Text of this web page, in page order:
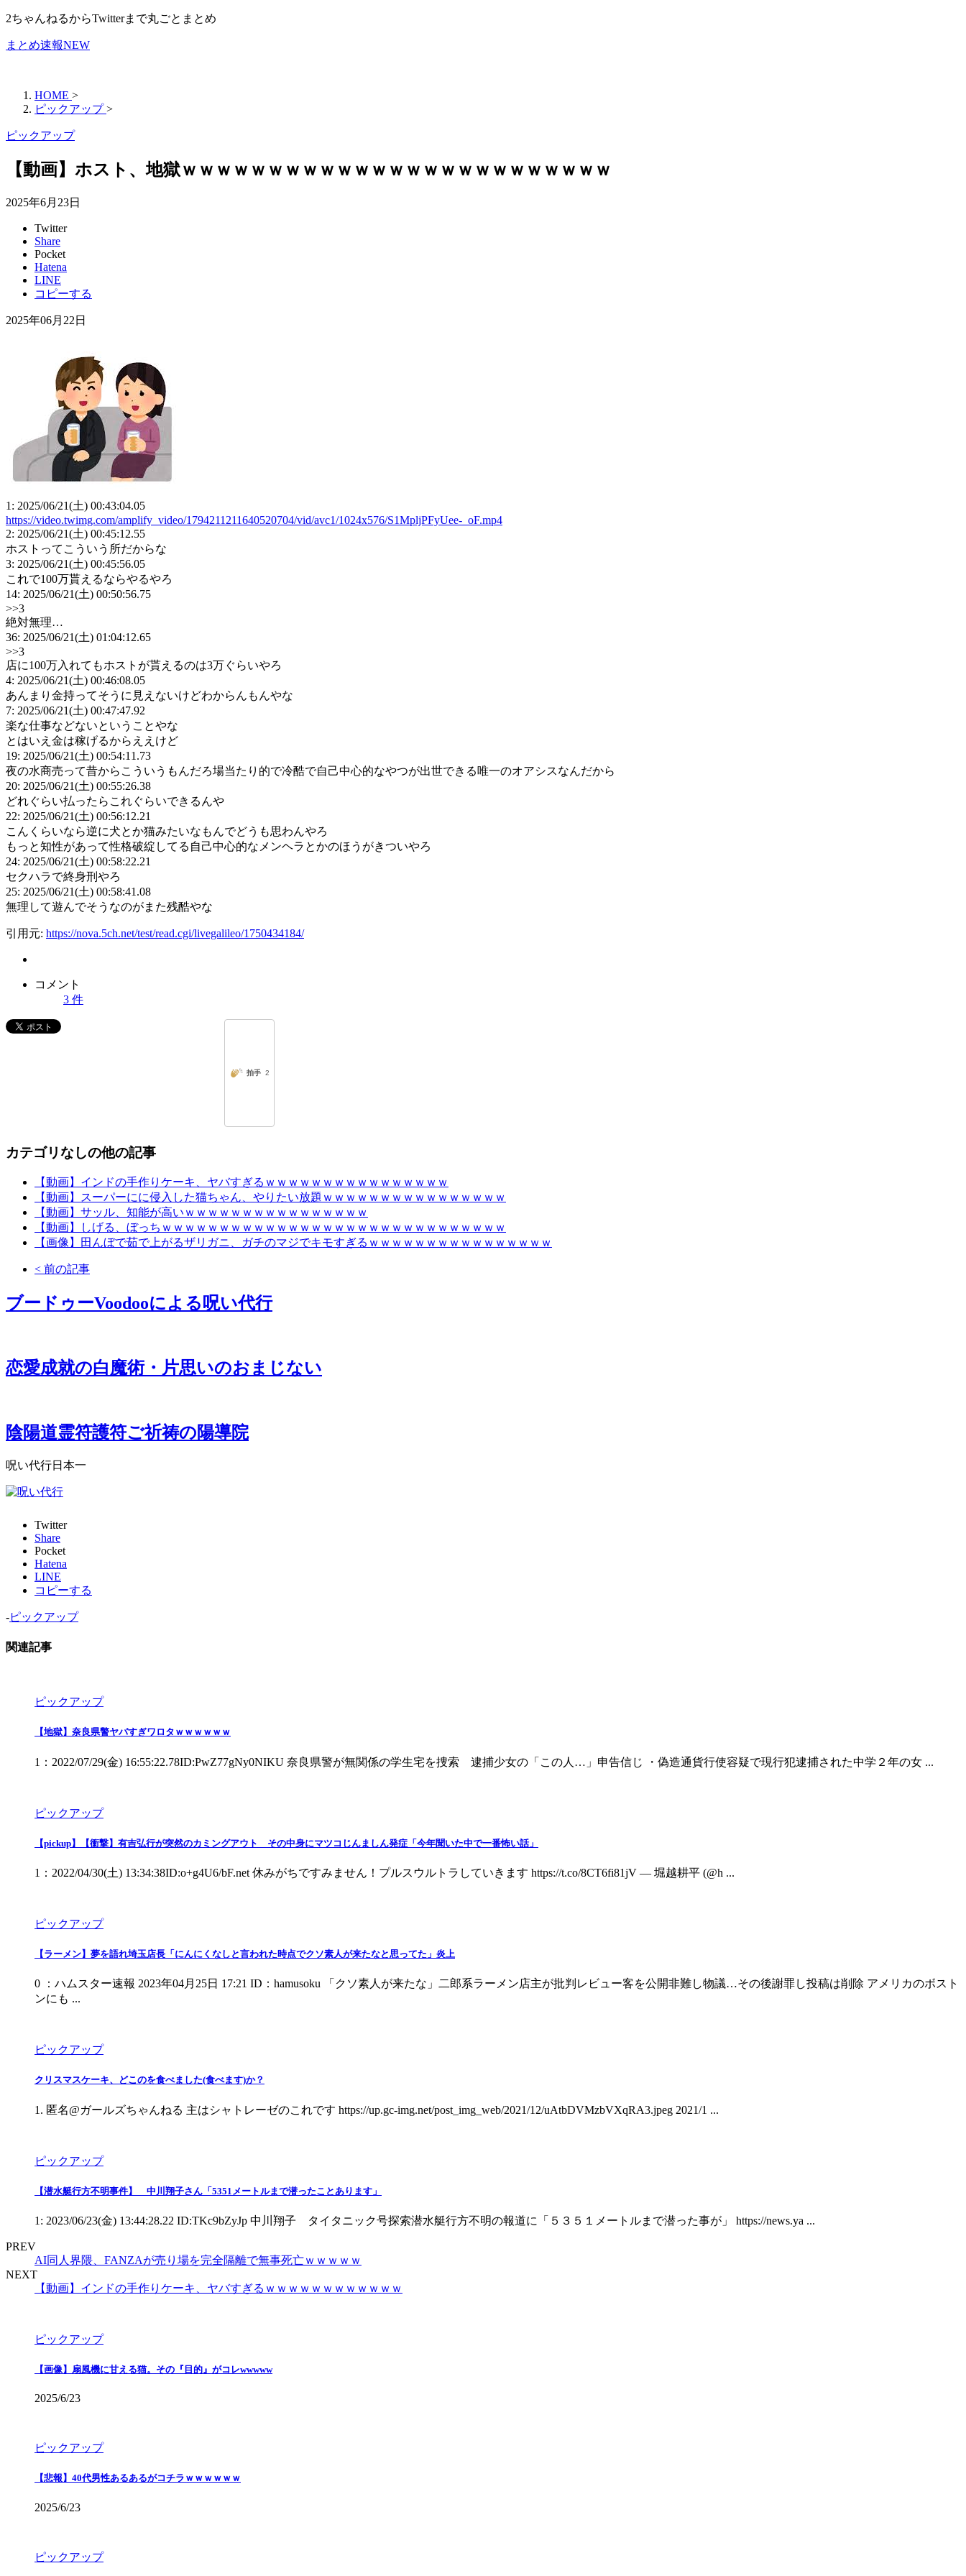
2ちゃんねるからTwitterまで丸ごとまとめ
まとめ速報NEW
HOME >
ピックアップ >
ピックアップ
【動画】ホスト、地獄ｗｗｗｗｗｗｗｗｗｗｗｗｗｗｗｗｗｗｗｗｗｗｗｗｗ
2025年6月23日
Twitter
Share
Pocket
Hatena
LINE
コピーする
2025年06月22日
1: 2025/06/21(土) 00:43:04.05
https://video.twimg.com/amplify_video/1794211211640520704/vid/avc1/1024x576/S1MpljPFyUee-_oF.mp4
2: 2025/06/21(土) 00:45:12.55
ホストってこういう所だからな
3: 2025/06/21(土) 00:45:56.05
これで100万貰えるならやるやろ
14: 2025/06/21(土) 00:50:56.75
>>3
絶対無理…
36: 2025/06/21(土) 01:04:12.65
>>3
店に100万入れてもホストが貰えるのは3万ぐらいやろ
4: 2025/06/21(土) 00:46:08.05
あんまり金持ってそうに見えないけどわからんもんやな
7: 2025/06/21(土) 00:47:47.92
楽な仕事などないということやな
とはいえ金は稼げるからええけど
19: 2025/06/21(土) 00:54:11.73
夜の水商売って昔からこういうもんだろ場当たり的で冷酷で自己中心的なやつが出世できる唯一のオアシスなんだから
20: 2025/06/21(土) 00:55:26.38
どれぐらい払ったらこれぐらいできるんや
22: 2025/06/21(土) 00:56:12.21
こんくらいなら逆に犬とか猫みたいなもんでどうも思わんやろ
もっと知性があって性格破綻してる自己中心的なメンヘラとかのほうがきついやろ
24: 2025/06/21(土) 00:58:22.21
セクハラで終身刑やろ
25: 2025/06/21(土) 00:58:41.08
無理して遊んでそうなのがまた残酷やな
引用元: https://nova.5ch.net/test/read.cgi/livegalileo/1750434184/
コメント
3 件
カテゴリなしの他の記事
【動画】インドの手作りケーキ、ヤバすぎるｗｗｗｗｗｗｗｗｗｗｗｗｗｗｗｗ
【動画】スーパーにに侵入した猫ちゃん、やりたい放題ｗｗｗｗｗｗｗｗｗｗｗｗｗｗｗｗ
【動画】サッル、知能が高いｗｗｗｗｗｗｗｗｗｗｗｗｗｗｗｗ
【動画】しげる、ぼっちｗｗｗｗｗｗｗｗｗｗｗｗｗｗｗｗｗｗｗｗｗｗｗｗｗｗｗｗｗｗ
【画像】田んぼで茹で上がるザリガニ、ガチのマジでキモすぎるｗｗｗｗｗｗｗｗｗｗｗｗｗｗｗｗ
< 前の記事
ブードゥーVoodooによる呪い代行
恋愛成就の白魔術・片思いのおまじない
陰陽道霊符護符ご祈祷の陽導院
呪い代行日本一
Twitter
Share
Pocket
Hatena
LINE
コピーする
-ピックアップ
関連記事
ピックアップ
【地獄】奈良県警ヤバすぎワロタｗｗｗｗｗｗ
1：2022/07/29(金) 16:55:22.78ID:PwZ77gNy0NIKU 奈良県警が無関係の学生宅を捜索 逮捕少女の「この人…」申告信じ ・偽造通貨行使容疑で現行犯逮捕された中学２年の女 ...
ピックアップ
【pickup】【衝撃】有吉弘行が突然のカミングアウト その中身にマツコじんましん発症「今年聞いた中で一番怖い話」
1：2022/04/30(土) 13:34:38ID:o+g4U6/bF.net 休みがちですみません！プルスウルトラしていきます https://t.co/8CT6fi81jV — 堀越耕平 (@h ...
ピックアップ
【ラーメン】夢を語れ埼玉店長「にんにくなしと言われた時点でクソ素人が来たなと思ってた」炎上
0 ：ハムスター速報 2023年04月25日 17:21 ID：hamusoku 「クソ素人が来たな」二郎系ラーメン店主が批判レビュー客を公開非難し物議…その後謝罪し投稿は削除 アメリカのボスト
ンにも ...
ピックアップ
クリスマスケーキ、どこのを食べました(食べます)か？
1. 匿名@ガールズちゃんねる 主はシャトレーゼのこれです https://up.gc-img.net/post_img_web/2021/12/uAtbDVMzbVXqRA3.jpeg 2021/1 ...
ピックアップ
【潜水艇行方不明事件】 中川翔子さん「5351メートルまで潜ったことあります」
1: 2023/06/23(金) 13:44:28.22 ID:TKc9bZyJp 中川翔子 タイタニック号探索潜水艇行方不明の報道に「５３５１メートルまで潜った事が」 https://news.ya ...
PREV
AI同人界隈、FANZAが売り場を完全隔離で無事死亡ｗｗｗｗｗ
NEXT
【動画】インドの手作りケーキ、ヤバすぎるｗｗｗｗｗｗｗｗｗｗｗｗ
ピックアップ
【画像】扇風機に甘える猫。その『目的』がコレwwwww
2025/6/23
ピックアップ
【悲報】40代男性あるあるがコチラｗｗｗｗｗｗ
2025/6/23
ピックアップ